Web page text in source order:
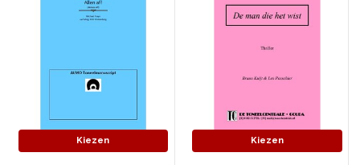
HANDBOEKEN
Kiezen Kiezen